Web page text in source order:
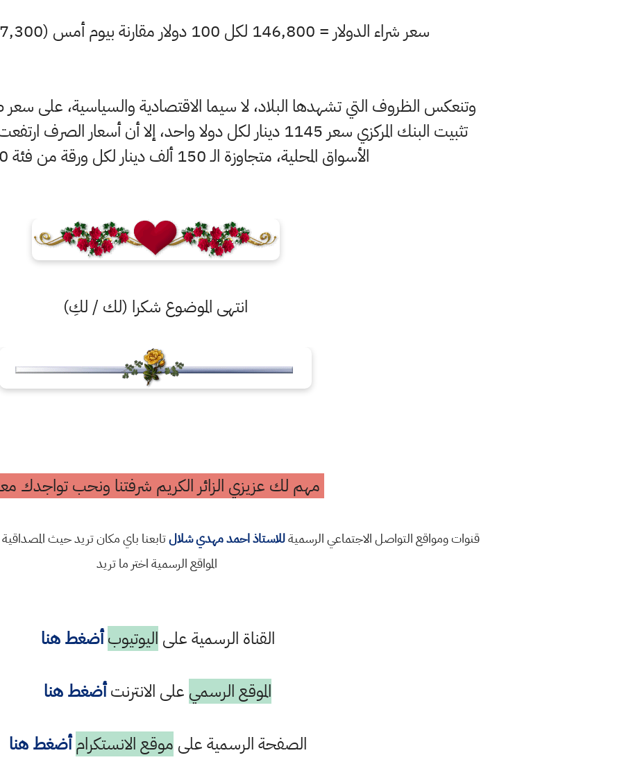
سعر شراء الدولار = 146,800 لكل 100 دولار مقارنة بيوم أمس (147,300 لكل 100 دولار)
وتنعكس الظروف التي تشهدها البلاد، لا سيما الاقتصادية والسياسية، على
تثبيت البنك المركزي سعر 1145 دينار لكل دولا واحد، إلا أن أسعار
الأسواق المحلية، متجاوزة الـ 150 ألف دينار لكل ورقة من فئة 100 دولار.
انتهى الموضوع شكرا (لك / لكِ)
مهم لك عزيزي الزائر الكريم شرفتنا ونحب تواجدك
قنوات ومواقع التواصل الاجتماعي الرسميةللاستاذ احمد مهدي شلالتابعنا باي مكان تريد حيث
المواقع الرسمية اختر ما تريد
القناة الرسمية على اليوتيوب أضغط هنا
الموقع الرسمي على الانترنتأضغط هنا
الصفحة الرسمية على موقع الانستكرام أضغط هنا